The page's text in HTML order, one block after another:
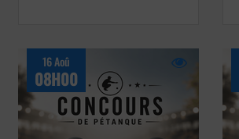
16 Aoû
08H00